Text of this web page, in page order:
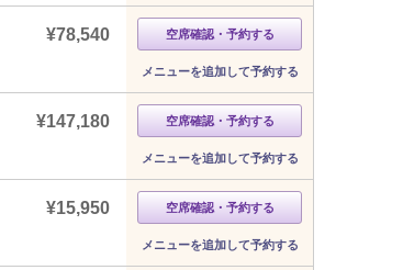
¥78,540 空席確認・予約する
メニューを追加して予約する
¥147,180 空席確認・予約する
メニューを追加して予約する
¥15,950 空席確認・予約する
メニューを追加して予約する